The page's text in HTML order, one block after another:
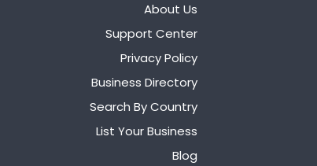
About Us
Support Center
Privacy Policy
Business Directory
Search By Country
List Your Business
Blog